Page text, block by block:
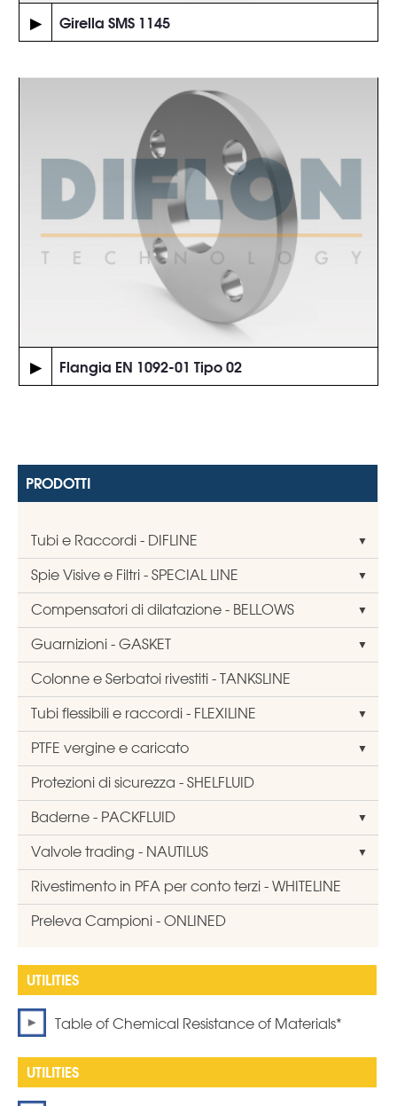
PRODOTTI
Tubi e Raccordi - DIFLINE
Spie Visive e Filtri - SPECIAL LINE
Compensatori di dilatazione - BELLOWS
Guarnizioni - GASKET
Colonne e Serbatoi rivestiti - TANKSLINE
Tubi flessibili e raccordi - FLEXILINE
PTFE vergine e caricato
Protezioni di sicurezza - SHELFLUID
Baderne - PACKFLUID
Valvole trading - NAUTILUS
Rivestimento in PFA per conto terzi - WHITELINE
Preleva Campioni - ONLINED
Table of Chemical Resistance of Materials*
▶ Girella SMS 1145
▶ Flangia EN 1092-01 Tipo 02